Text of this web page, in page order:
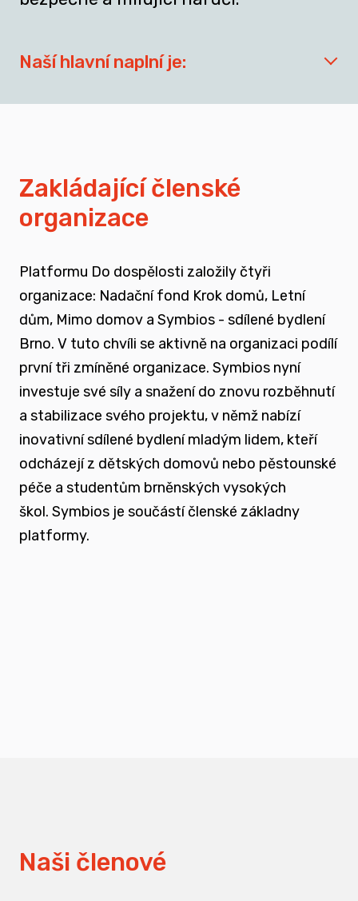
Naší hlavní naplní je:
spojovat sílu hlasu nevládního sektoru v
zapojovat se do advokační činnosti, která
souvisí i se změnou legislativy a systému
jako takového
nést a podporovat sílu hlasu těch, kteří
vyrůstali mimo své biologické rodiny
rozvíjet dialog a vést kontruktivní debaty
spojené se změnou systému péče o
podporovat vzdělání a osvětu nejen u
Zakládající členské
organizace
Platformu Do dospělosti založily čtyři
organizace: Nadační fond Krok domů, Letní
dům, Mimo domov a Symbios - sdílené bydlení
Brno. V tuto chvíli se aktivně na organizaci podílí
první tři zmíněné organizace. Symbios nyní
investuje své síly a snažení do znovu rozběhnutí
a stabilizace svého projektu, v němž nabízí
inovativní sdílené bydlení mladým lidem, kteří
odcházejí z dětských domovů nebo pěstounské
péče a studentům brněnských vysokých
škol. Symbios je součástí členské základny
platformy.
Naši členové